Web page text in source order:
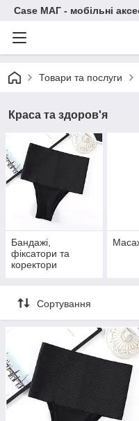
Case МАГ - мобільні
Товари та послуги
Краса та здоров'я
Бандажі,
фіксатори та
коректори
Сортування